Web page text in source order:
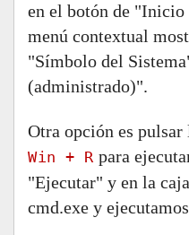
en el botón de
menú contextual
"Símbolo del
(administrado)".
Otra opción es
Win + R para
"Ejecutar" y en la
cmd.exe y